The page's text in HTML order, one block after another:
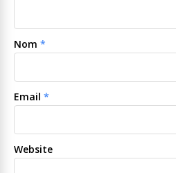
Nom *
Email *
Website